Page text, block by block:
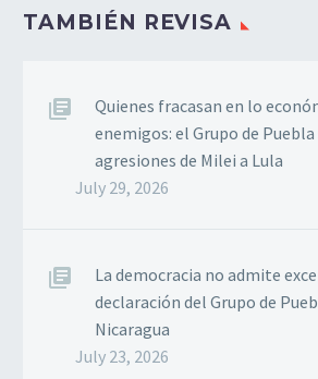
TAMBIÉN REVISA
Quienes fracasan en lo
enemigos: el Grupo de
agresiones de Milei a Lula
July 29, 2026
La democracia no admite
declaración del Grupo de
Nicaragua
July 23, 2026